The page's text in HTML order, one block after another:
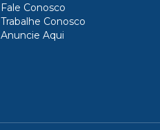
Fale Conosco
Trabalhe Conosco
Anuncie Aqui